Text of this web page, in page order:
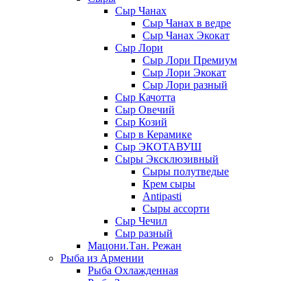
Сыр Чанах
Сыр Чанах в ведре
Сыр Чанах Экокат
Сыр Лори
Сыр Лори Премиум
Сыр Лори Экокат
Сыр Лори разный
Сыр Качотта
Сыр Овечий
Сыр Козий
Сыр в Керамике
Сыр ЭКОТАВУШ
Сыры Эксклюзивный
Сыры полутведые
Крем сыры
Antipasti
Сыры ассорти
Сыр Чечил
Сыр разный
Мацони.Тан. Режан
Рыба из Армении
Рыба Охлажденная